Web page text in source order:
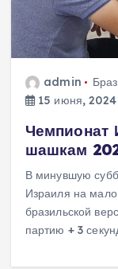
admin
15 июня, 2024
Чемпионат
шашкам
В минувшую
Израиля на
бразильской
партию + 3